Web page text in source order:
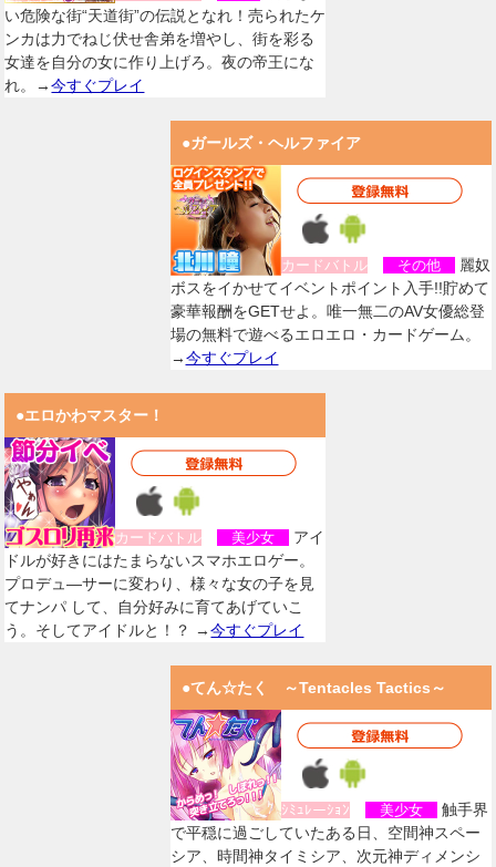
い危険な街“天道街”の伝説となれ！売られたケ
ンカは力でねじ伏せ舎弟を増やし、街を彩る
女達を自分の女に作り上げろ。夜の帝王にな
れ。→今すぐプレイ
●ガールズ・ヘルファイア
カードバトル その他
麗奴
ボスをイかせてイベントポイント入手!!貯めて
豪華報酬をGETせよ。唯一無二のAV女優総登
場の無料で遊べるエロエロ・カードゲーム。
→今すぐプレイ
●エロかわマスター！
カードバトル 美少女
アイ
ドルが好きにはたまらないスマホエロゲー。
プロデュ―サーに変わり、様々な女の子を見
てナンパ して、自分好みに育てあげていこ
う。そしてアイドルと！？ →今すぐプレイ
●てん☆たく ～Tentacles Tactics～
ｼﾐｭﾚーｼｮﾝ 美少女
触手界
で平穏に過ごしていたある日、空間神スペー
シア、時間神タイミシア、次元神ディメンシ